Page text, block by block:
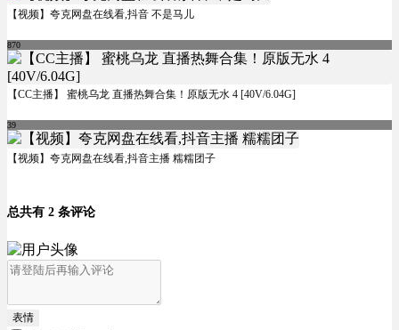
【视频】夸克网盘在线看,抖音 不是马儿
870
【CC主播】 蜜桃乌龙 直播热舞合集！原版无水 4 [40V/6.04G]
39
【视频】夸克网盘在线看,抖音主播 糯糯团子
总共有 2 条评论
表情